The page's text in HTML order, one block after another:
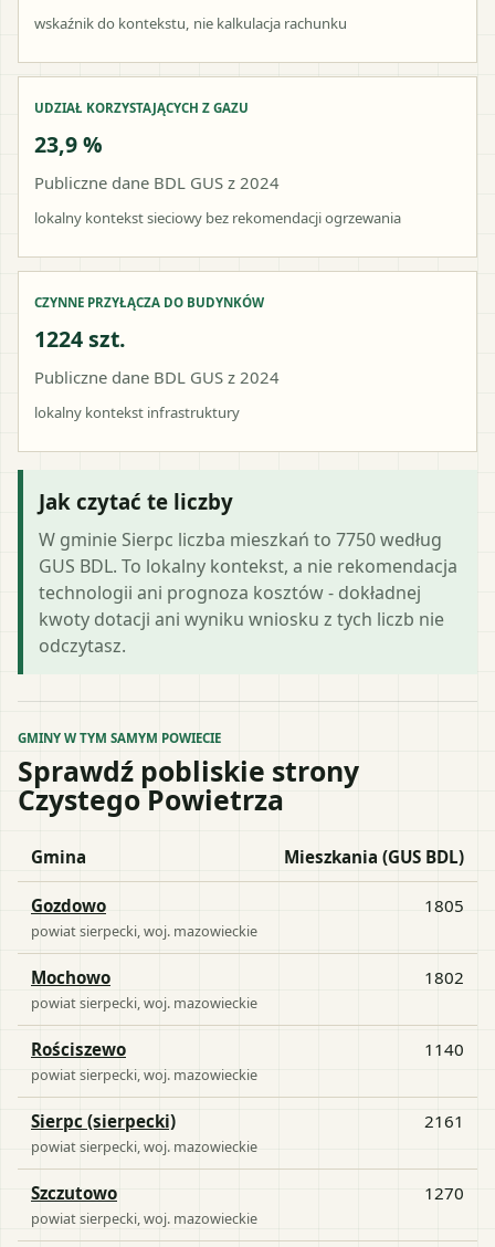
wskaźnik do kontekstu, nie kalkulacja rachunku
UDZIAŁ KORZYSTAJĄCYCH Z GAZU
23,9 %
Publiczne dane BDL GUS z 2024
lokalny kontekst sieciowy bez rekomendacji ogrzewania
CZYNNE PRZYŁĄCZA DO BUDYNKÓW
1224 szt.
Publiczne dane BDL GUS z 2024
lokalny kontekst infrastruktury
Jak czytać te liczby
W gminie Sierpc liczba mieszkań to 7750 według
GUS BDL. To lokalny kontekst, a nie rekomendacja
technologii ani prognoza kosztów - dokładnej
kwoty dotacji ani wyniku wniosku z tych liczb nie
odczytasz.
GMINY W TYM SAMYM POWIECIE
Sprawdź pobliskie strony
Czystego Powietrza
Gmina Mieszkania (GUS BDL)
Gozdowo
powiatsierpecki , woj. mazowieckie
1805
Mochowo
powiatsierpecki , woj. mazowieckie
1802
Rościszewo
powiatsierpecki , woj. mazowieckie
1140
Sierpc (sierpecki)
powiatsierpecki , woj. mazowieckie
2161
Szczutowo
powiatsierpecki , woj. mazowieckie
1270